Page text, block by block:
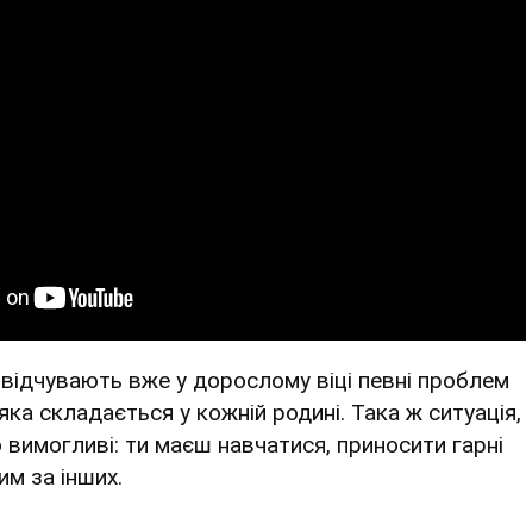
відчувають вже у дорослому віці певні проблем
складається у кожній родині. Така ж ситуація,
ти маєш навчатися, приносити гарні
за інших.